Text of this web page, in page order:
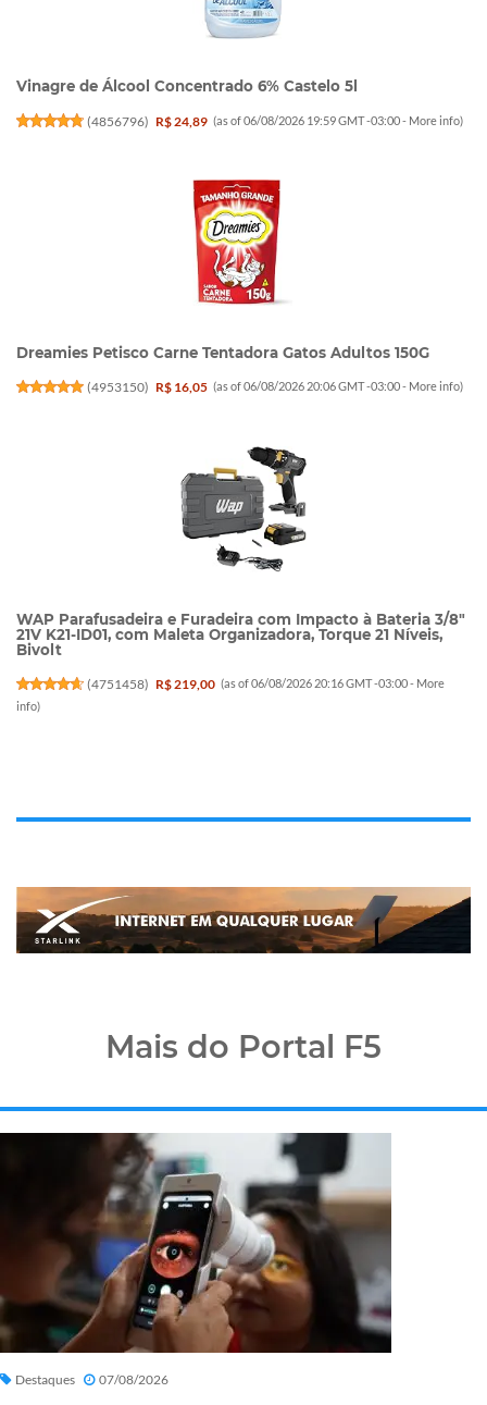
Vinagre de Álcool Concentrado 6% Castelo 5l
(4856796) R$ 24,89 (as of 06/08/2026 19:59 GMT -03:00 - More info)
Dreamies Petisco Carne Tentadora Gatos Adultos 150G
(4953150) R$ 16,05 (as of 06/08/2026 20:06 GMT -03:00 - More info)
WAP Parafusadeira e Furadeira com Impacto à Bateria 3/8"
21V K21-ID01, com Maleta Organizadora, Torque 21 Níveis,
Bivolt
(4751458) R$ 219,00 (as of 06/08/2026 20:16 GMT -03:00 - More
info)
Mais do Portal F5
Destaques 07/08/2026